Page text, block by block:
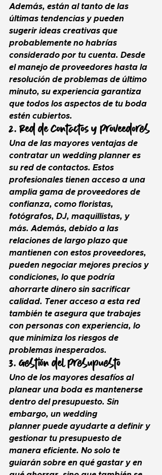
Además, están al tanto de las
últimas tendencias y pueden
sugerir ideas creativas que
probablemente no habrías
considerado por tu cuenta. Desde
el manejo de proveedores hasta la
resolución de problemas de último
minuto, su experiencia garantiza
que todos los aspectos de tu boda
estén cubiertos.
2. Red de Contactos y Proveedores
Una de las mayores ventajas de
contratar un wedding planner es
su red de contactos. Estos
profesionales tienen acceso a una
amplia gama de proveedores de
confianza, como floristas,
fotógrafos, DJ, maquillistas, y
más. Además, debido a las
relaciones de largo plazo que
mantienen con estos proveedores,
pueden negociar mejores precios y
condiciones, lo que podría
ahorrarte dinero sin sacrificar
calidad. Tener acceso a esta red
también te asegura que trabajes
con personas con experiencia, lo
que minimiza los riesgos de
problemas inesperados.
3. Gestión del Presupuesto
Uno de los mayores desafíos al
planear una boda es mantenerse
dentro del presupuesto. Sin
embargo, un wedding
planner puede ayudarte a definir y
gestionar tu presupuesto de
manera eficiente. No solo te
guiarán sobre en qué gastar y en